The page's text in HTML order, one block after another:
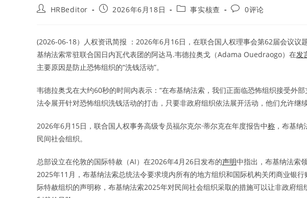
PostHRBeditor
Post2026年6月18日
Post事实核查
Post0评论
(2026-06-18）人权资讯简报 ：2026年6月16日，在联合国人权理事会第62届会议议
基纳法索常驻联合国日内瓦代表团的阿达马.韦德拉奥戈（Adama Ouedraogo）在发
主要原因是防止恐怖组织的“洗钱活动”。
韦德拉奥戈在大约60秒的时间内表示：“在布基纳法索，我们正面临恐怖组织接受外
法令展开针对恐怖组织洗钱活动的打击，只要非政府组织依法展开活动，他们允许继续
2026年6月15日，联合国人权事务高级专员福尔克尔·蒂尔克在年度报告中称 ，布基
民间社会组织。
总部设立在伦敦的国际特赦（AI）在2026年4月26日发布的声明中指出，布基纳法索
2025年11月，布基纳法索总统法令要求境内所有的地方组织和国际机构关闭商业银
际特赦组织的声明称，布基纳法索2025年对民间社会组织采取的措施可以让非政府